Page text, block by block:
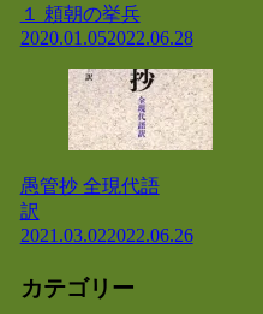
１ 頼朝の挙兵
2020.01.052022.06.28
愚管抄 全現代語
訳
2021.03.022022.06.26
カテゴリー